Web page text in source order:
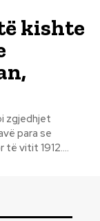
kishte
para se
vitit 1912....